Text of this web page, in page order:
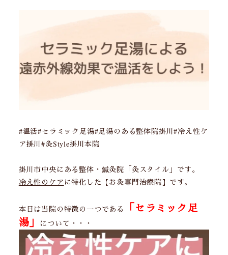
#温活#セラミック足湯#足湯のある整体院掛川#冷え性ケ
ア掛川#灸Style掛川本院
掛川市中央にある整体・鍼灸院「灸スタイル」です。
冷え性のケア に特化した【お灸専門治療院】です。
本日は当院の特徴の一つである
「セラミック足
湯」
について・・・